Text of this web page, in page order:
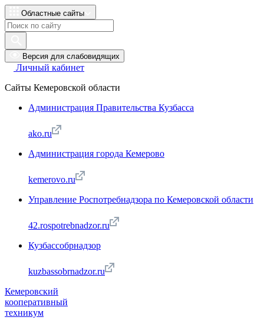
Областные сайты
Версия для слабовидящих
Личный кабинет
Сайты Кемеровской области
Администрация Правительства Кузбасса
ako.ru
Администрация города Кемерово
kemerovo.ru
Управление Роспотребнадзора по Кемеровской области
42.rospotrebnadzor.ru
Кузбассобрнадзор
kuzbassobrnadzor.ru
Кемеровский
кооперативный
техникум